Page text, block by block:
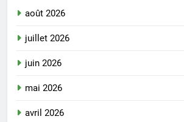
août 2026
juillet 2026
juin 2026
mai 2026
avril 2026